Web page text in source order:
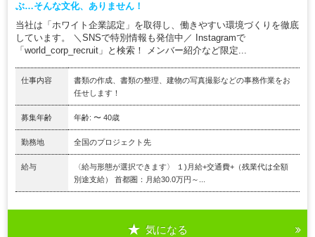
ぶ…そんな文化、ありません！
当社は「ホワイト企業認定」を取得し、働きやすい環境づくりを徹底
しています。 ＼SNSで特別情報も発信中／ Instagramで
「world_corp_recruit」と検索！ メンバー紹介など限定...
仕事内容
書類の作成、書類の整理、建物の写真撮影などの事務作業をお
任せします！
募集年齢 年齢: 〜 40歳
勤務地 全国のプロジェクト先
給与
〈給与形態が選択できます〉 １)月給+交通費+（残業代は全額
別途支給） 首都圏：月給30.0万円～...
気になる